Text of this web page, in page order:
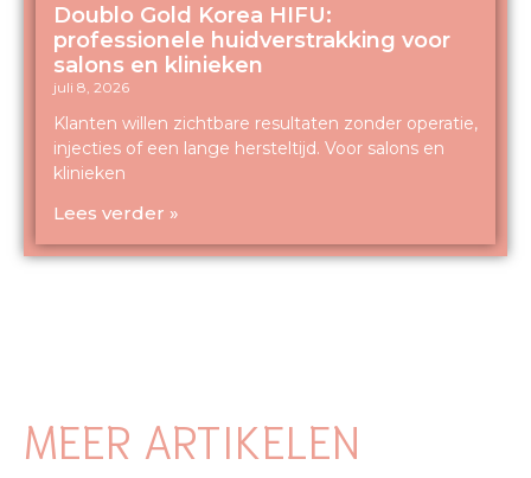
Doublo Gold Korea HIFU:
professionele huidverstrakking voor
salons en klinieken
juli 8, 2026
Klanten willen zichtbare resultaten zonder operatie,
injecties of een lange hersteltijd. Voor salons en
klinieken
Lees verder »
MEER ARTIKELEN